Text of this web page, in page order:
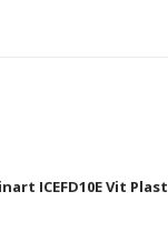
ICEFD10E Vit Plast